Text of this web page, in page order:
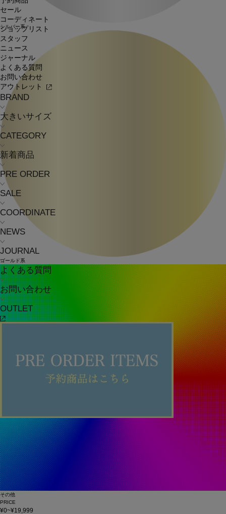
セール
コーディネート
ショップリスト
スタッフ
ニュース
ジャーナル
よくある質問
お問い合わせ
アウトレット
BRAND
大きいサイズ
CATEGORY
新着商品
PRE ORDER
SALE
COORDINATE
NEWS
JOURNAL
よくある質問
お問い合わせ
OUTLET
シルバー系
ゴールド系
その他
PRICE
¥0~¥19,999